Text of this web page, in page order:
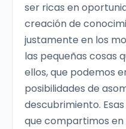
ser ricas en
creación de
justamente en los
las pequeñas cosas
ellos, que podemos
posibilidades de
descubrimiento.
que compartimos en